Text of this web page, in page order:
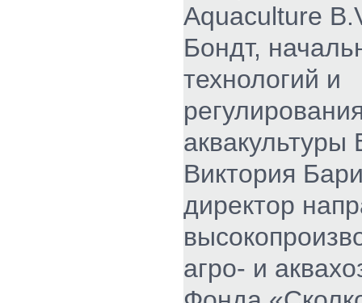
Aquaculture
Бондт,
технологий и
Виктория
директор
агро- и